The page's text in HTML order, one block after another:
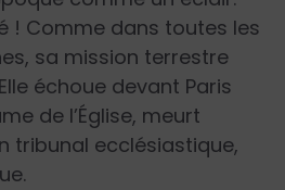
! Comme dans toutes les
sa mission terrestre
échoue devant Paris
de l’Église, meurt
tribunal ecclésiastique,